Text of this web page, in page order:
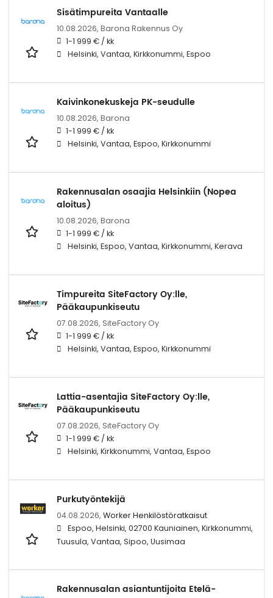
Sisätimpureita Vantaalle
10.08.2026, Barona Rakennus Oy
1-1 999 € / kk
Helsinki, Vantaa, Kirkkonummi, Espoo
Kaivinkonekuskeja PK-seudulle
10.08.2026, Barona
1-1 999 € / kk
Helsinki, Vantaa, Espoo, Kirkkonummi
Rakennusalan osaajia Helsinkiin (Nopea
aloitus)
10.08.2026, Barona
1-1 999 € / kk
Helsinki, Espoo, Vantaa, Kirkkonummi, Kerava
Timpureita SiteFactory Oy:lle,
Pääkaupunkiseutu
07.08.2026, SiteFactory Oy
1-1 999 € / kk
Helsinki, Vantaa, Espoo, Kirkkonummi
Lattia-asentajia SiteFactory Oy:lle,
Pääkaupunkiseutu
07.08.2026, SiteFactory Oy
1-1 999 € / kk
Helsinki, Kirkkonummi, Vantaa, Espoo
Purkutyöntekijä
04.08.2026, Worker Henkilöstöratkaisut
Espoo, Helsinki, 02700 Kauniainen, Kirkkonummi,
Tuusula, Vantaa, Sipoo, Uusimaa
Rakennusalan asiantuntijoita Etelä-